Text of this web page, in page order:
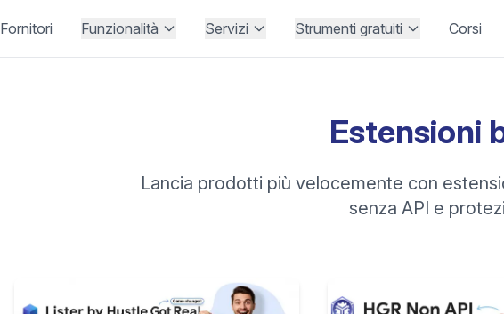
Fornitori Funzionalità Servizi Strumenti gratuiti Corsi
Estensioni
Lancia prodotti più velocemente con
senza API e